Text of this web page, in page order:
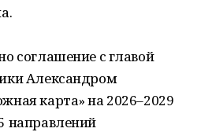
соглашение с главой
Александром
карта» на 2026–2029
направлений